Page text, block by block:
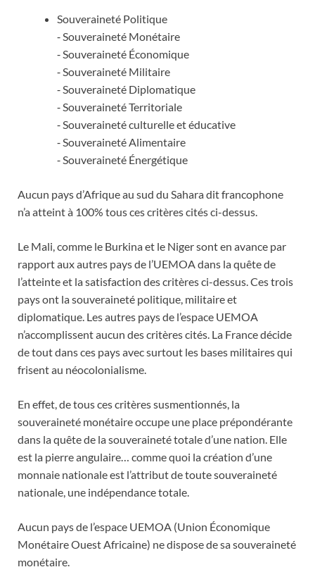
Souveraineté Politique
⁃ Souveraineté Monétaire
⁃ Souveraineté Économique
⁃ Souveraineté Militaire
⁃ Souveraineté Diplomatique
⁃ Souveraineté Territoriale
⁃ Souveraineté culturelle et éducative
⁃ Souveraineté Alimentaire
⁃ Souveraineté Énergétique
Aucun pays d’Afrique au sud du Sahara dit francophone
n’a atteint à 100% tous ces critères cités ci-dessus.
Le Mali, comme le Burkina et le Niger sont en avance par
rapport aux autres pays de l’UEMOA dans la quête de
l’atteinte et la satisfaction des critères ci-dessus. Ces trois
pays ont la souveraineté politique, militaire et
diplomatique. Les autres pays de l’espace UEMOA
n’accomplissent aucun des critères cités. La France décide
de tout dans ces pays avec surtout les bases militaires qui
frisent au néocolonialisme.
En effet, de tous ces critères susmentionnés, la
souveraineté monétaire occupe une place prépondérante
dans la quête de la souveraineté totale d’une nation. Elle
est la pierre angulaire… comme quoi la création d’une
monnaie nationale est l’attribut de toute souveraineté
nationale, une indépendance totale.
Aucun pays de l’espace UEMOA (Union Économique
Monétaire Ouest Africaine) ne dispose de sa souveraineté
monétaire.